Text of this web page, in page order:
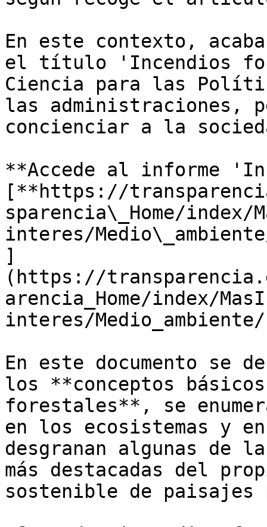
En este contexto,
el título 'Incendios
Ciencia para las
las administraciones,
concienciar a la
**Accede al informe
[**https://
sparencia\_Home/index/
interes/
]
(https://
arencia_Home/index/
interes/
En este documento se
los **conceptos
forestales**, se
en los ecosistemas y
desgranan algunas de
más destacadas del
sostenible de paisajes